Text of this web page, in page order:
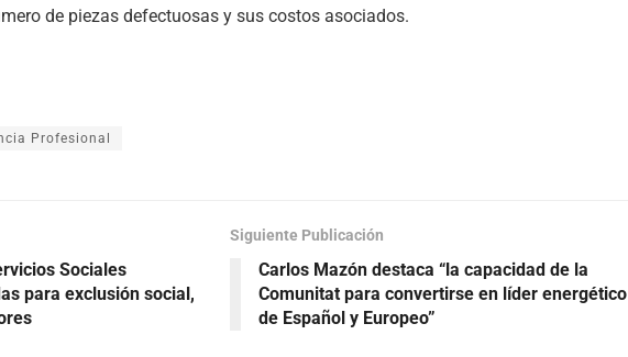
de piezas defectuosas y sus costos asociados.
Profesional
Sociales
para exclusión social,
Siguiente Publicación
Carlos Mazón destaca “la capacidad de la
Comunitat para convertirse en líder energético
de Español y Europeo”